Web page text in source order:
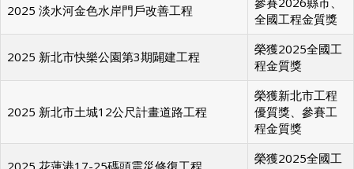
參賽2026縣市、
全國工程金質獎
榮獲2025全國工
程金質獎
榮獲新北市工程
優質獎、參賽工
程金質獎